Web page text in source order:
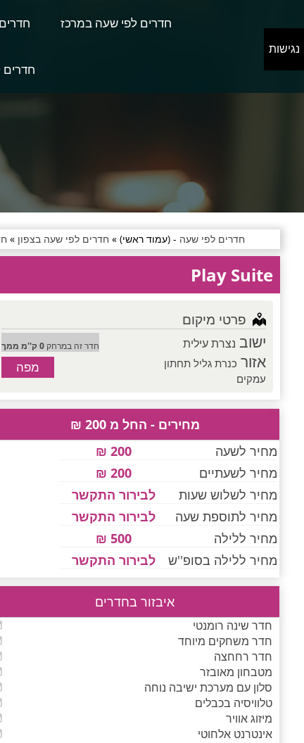
חדרים לפי שעה במרכז
חדרים
חדרים לפי שעה - (עמוד ראשי) » חדרים לפי שעה בצפון »
Play Suite
פרטי מיקום
חדר זה במרחק0 ק''מ ממך ישוב נצרת עילית
אזור כנרת גליל תחתון
עמקים
מפה
מחירים - החל מ 200 ₪
מחיר לשעה
200 ₪
מחיר לשעתיים
200 ₪
מחיר לשלוש שעות
לבירור התקשר
מחיר לתוספת שעה
לבירור התקשר
מחיר ללילה
500 ₪
מחיר ללילה בסופ''ש
לבירור התקשר
איבזור בחדרים
חדר שינה רומנטי
חדר משחקים מיוחד
חדר רחחצה
מטבחון מאובזר
סלון עם מערכת ישיבה נוחה
טלוויסיה בכבלים
מיזוג אוויר
אינטרנט אלחוטי
נגישות